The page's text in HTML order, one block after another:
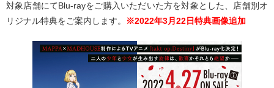
対象店舗にてBlu-rayをご購入いただいた方を対象とした、店舗別オ
リジナル特典をご案内します。
※2022年3月22日特典画像追加